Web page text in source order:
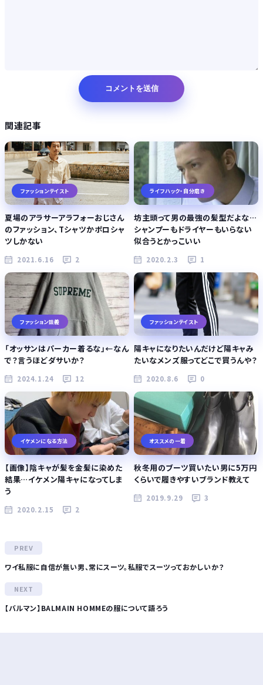
関連記事
ファッションテイスト
夏場のアラサーアラフォーおじさん
のファッション、Tシャツかポロシャ
ツしかない
2021.6.16 2
ライフハック・自分磨き
坊主頭って男の最強の髪型だよな…
シャンプーもドライヤーもいらない
似合うとかっこいい
2020.2.3 1
ファッション談義
「オッサンはパーカー着るな」←なん
で？言うほどダサいか？
2024.1.24 12
ファッションテイスト
陽キャになりたいんだけど陽キャみ
たいなメンズ服ってどこで買うんや？
2020.8.6 0
イケメンになる方法
【画像】陰キャが髪を金髪に染めた
結果…イケメン陽キャになってしま
う
2020.2.15 2
オススメの一着
秋冬用のブーツ買いたい男に5万円
くらいで履きやすいブランド教えて
2019.9.29 3
ワイ私服に自信が無い男、常にスーツ。私服でスーツっておかしいか？
【バルマン】BALMAIN HOMMEの服について語ろう